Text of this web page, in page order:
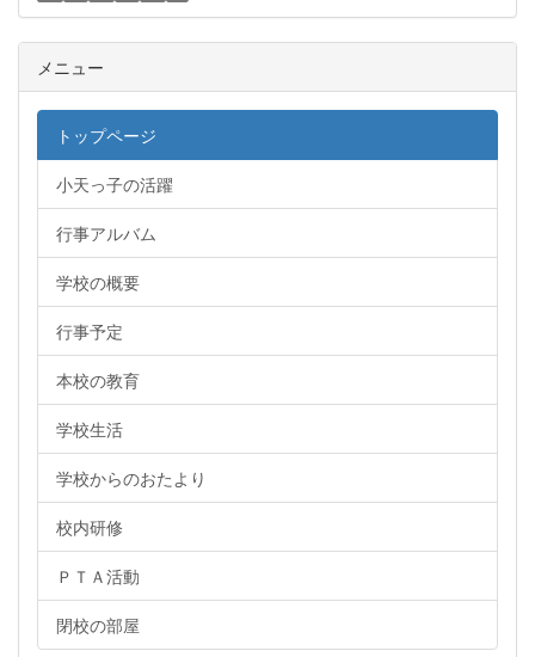
メニュー
トップページ
小天っ子の活躍
行事アルバム
学校の概要
行事予定
本校の教育
学校生活
学校からのおたより
校内研修
ＰＴＡ活動
閉校の部屋